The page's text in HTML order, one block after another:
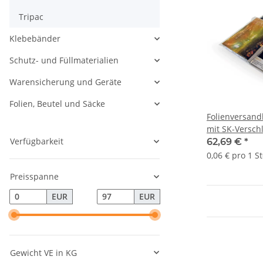
mit SK-
| 250 x 350
L) | VE = 1000
62,69 € *
0,06 € pro 1
Tripac
Klebebänder
Schutz- und Füllmaterialien
Warensicherung und Geräte
Folien, Beutel und Säcke
Verfügbarkeit
Preisspanne
EUR
EUR
Gewicht VE in KG